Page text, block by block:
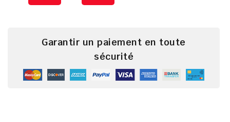
Garantir un paiement en toute
sécurité